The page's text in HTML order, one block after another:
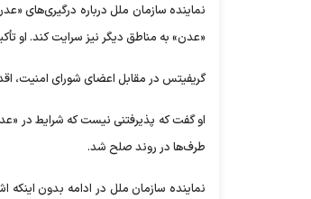
نماینده سازمان ملل درباره درگیری‌های
«عدن» به مناطق دیگر نیز سرایت کند. او
گریفیتس در مقابل اعضای شورای امنیت،
او گفت که پذیرفتنی نیست که شرایط در
طرف‌ها در روند صلح شد.
نماینده سازمان ملل در ادامه بدون